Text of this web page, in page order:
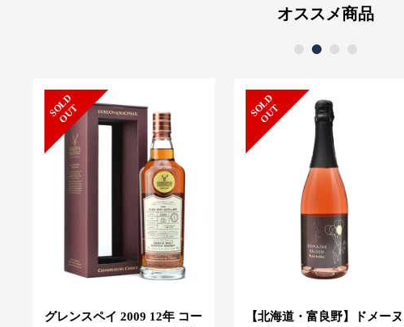
オススメ商品
S
O
L
D
O
U
T
グレンスペイ 2009 12年 コー
S
O
L
D
O
U
T
【北海道・富良野】ドメーヌ
1 2 3 4